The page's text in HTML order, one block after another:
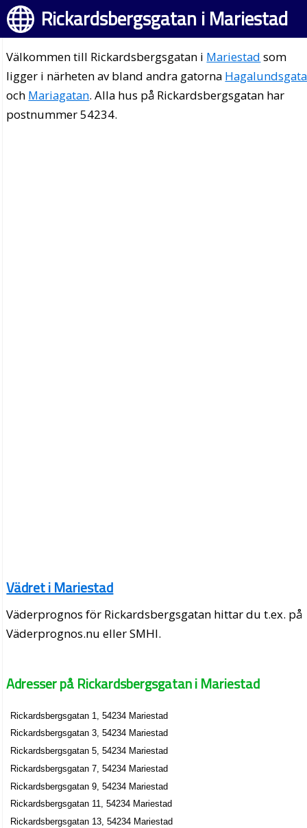
Rickardsbergsgatan i Mariestad
Välkommen till Rickardsbergsgatan i Mariestad som
ligger i närheten av bland andra gatorna
och Mariagatan. Alla hus på Rickardsbergsgatan har
postnummer 54234.
Vädret i Mariestad
Väderprognos för Rickardsbergsgatan hittar du t.ex. på
Väderprognos.nu eller SMHI.
Adresser på Rickardsbergsgatan i Mariestad
Rickardsbergsgatan 1, 54234 Mariestad
Rickardsbergsgatan 3, 54234 Mariestad
Rickardsbergsgatan 5, 54234 Mariestad
Rickardsbergsgatan 7, 54234 Mariestad
Rickardsbergsgatan 9, 54234 Mariestad
Rickardsbergsgatan 11, 54234 Mariestad
Rickardsbergsgatan 13, 54234 Mariestad